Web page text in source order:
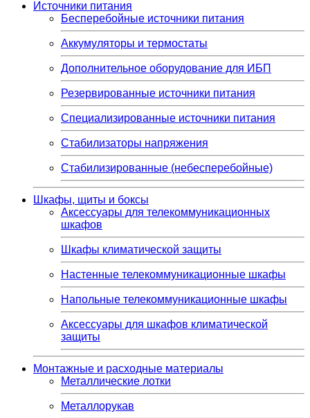
Источники питания
Бесперебойные источники питания
Аккумуляторы и термостаты
Дополнительное оборудование для ИБП
Резервированные источники питания
Специализированные источники питания
Стабилизаторы напряжения
Стабилизированные (небесперебойные)
Шкафы, щиты и боксы
Аксессуары для телекоммуникационных
шкафов
Шкафы климатической защиты
Настенные телекоммуникационные шкафы
Напольные телекоммуникационные шкафы
Аксессуары для шкафов климатической
защиты
Монтажные и расходные материалы
Металлические лотки
Металлорукав